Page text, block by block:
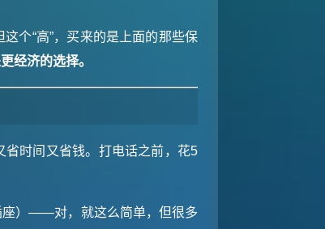
个“高”，买来的是上面的那些保
经济的选择。
时间又省钱。打电话之前，花5
座）——对，就这么简单，但很多